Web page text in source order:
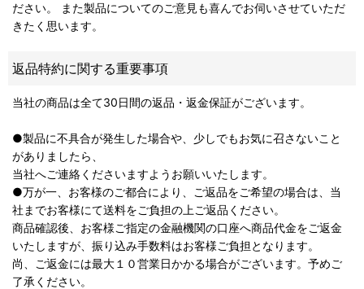
ださい。 また製品についてのご意見も喜んでお伺いさせていただ
きたく思います。
返品特約に関する重要事項
当社の商品は全て30日間の返品・返金保証がございます。
●製品に不具合が発生した場合や、少しでもお気に召さないこと
がありましたら、
当社へご連絡くださいますようお願いいたします。
●万が一、お客様のご都合により、ご返品をご希望の場合は、当
社までお客様にて送料をご負担の上ご返品ください。
商品確認後、お客様ご指定の金融機関の口座へ商品代金をご返金
いたしますが、振り込み手数料はお客様ご負担となります。
尚、ご返金には最大１０営業日かかる場合がございます。予めご
了承ください。